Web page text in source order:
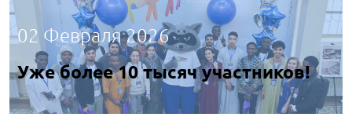
02 Февраля 2026
Уже более 10 тысяч участников!